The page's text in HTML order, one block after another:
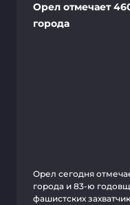
Орел отмечает
города
Орел сегодня
города и 83-ю
фашистских